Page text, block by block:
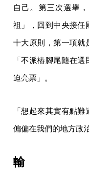
自己。第三次選舉
祖」，回到中央接任
十大原則，第一項就
「不派樁腳尾隨在
迫亮票」。
「想起來其實有點
偏偏在我們的地方政
輸